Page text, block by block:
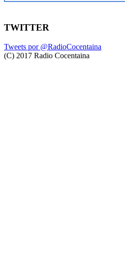
TWITTER
Tweets por @RadioCocentaina
(C) 2017 Radio Cocentaina